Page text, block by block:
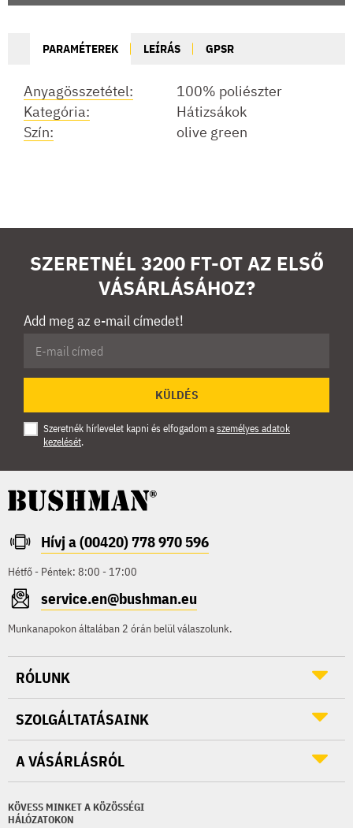
PARAMÉTEREK LEÍRÁS GPSR
Anyagösszetétel:
100% poliészter
Kategória:
Hátizsákok
Szín:
olive green
SZERETNÉL 3200 FT-OT AZ ELSŐ
VÁSÁRLÁSÁHOZ?
Add meg az e-mail címedet!
KÜLDÉS
Szeretnék hírlevelet kapni és elfogadom aszemélyes adatok
kezelését.
Hívj a (00420) 778 970 596
Hétfő - Péntek: 8:00 - 17:00
service.en@bushman.eu
Munkanapokon általában 2 órán belül válaszolunk.
KÖVESS MINKET A KÖZÖSSÉGI
HÁLÓZATOKON
RÓLUNK
SZOLGÁLTATÁSAINK
A VÁSÁRLÁSRÓL